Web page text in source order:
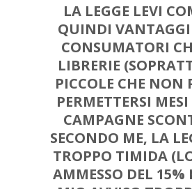
LA LEGGE LEVI
QUINDI VANTAGGI
CONSUMATORI
LIBRERIE
PICCOLE CHE NON
PERMETTERSI
CAMPAGNE
SECONDO ME, LA
TROPPO TIMIDA
AMMESSO DEL